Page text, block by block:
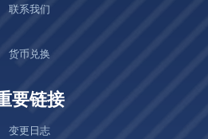
联系我们
货币兑换
要链接
变更日志